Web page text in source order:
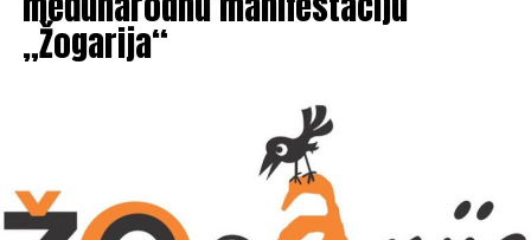
Organizatori pozivaju građane i turiste da posjete Zetu,
uživaju u tradicionalnim specijalitetima i bogatom
sezone na obali Skadarskog jezera.
„Žogarija“